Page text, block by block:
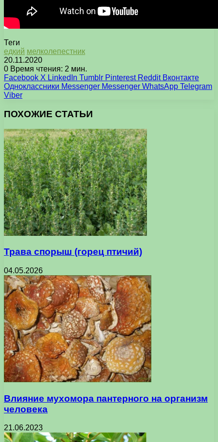
Теги
едкий мелколепестник
20.11.2020
0 Время чтения: 2 мин.
Facebook X LinkedIn Tumblr Pinterest Reddit Вконтакте
Одноклассники Messenger Messenger WhatsApp Telegram
Viber
ПОХОЖИЕ СТАТЬИ
Трава спорыш (горец птичий)
04.05.2026
Влияние мухомора пантерного на организм
человека
21.06.2023